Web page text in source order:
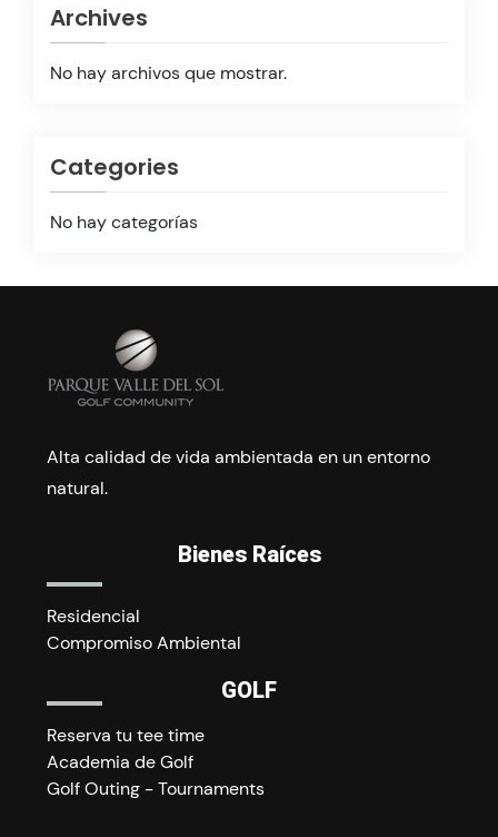
Archives
No hay archivos que mostrar.
Categories
No hay categorías
Alta calidad de vida ambientada en un entorno
natural.
Bienes Raíces
Residencial
Compromiso Ambiental
GOLF
Reserva tu tee time
Academia de Golf
Golf Outing - Tournaments